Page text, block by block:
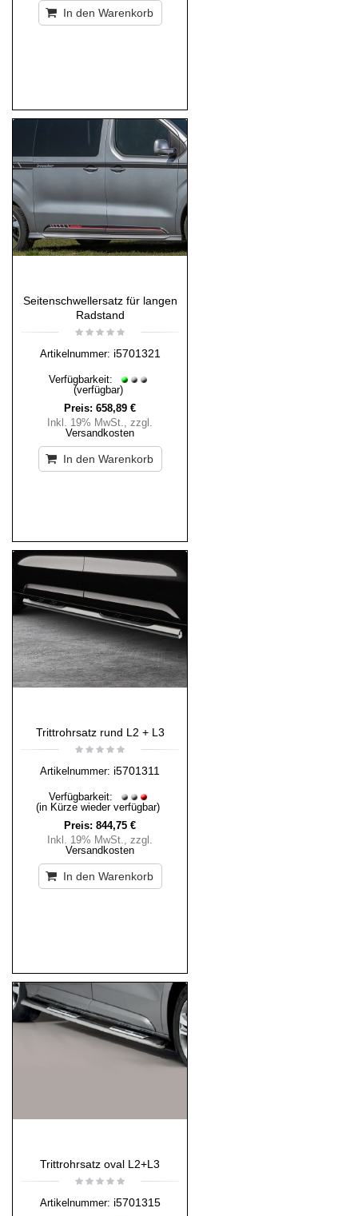
In den Warenkorb
Seitenschwellersatz für langen
Radstand
Artikelnummer: i5701321
Verfügbarkeit:
(verfügbar)
Preis: 658,89 €
Inkl. 19% MwSt., zzgl.
Versandkosten
In den Warenkorb
Trittrohrsatz rund L2 + L3
Artikelnummer: i5701311
Verfügbarkeit:
(in Kürze wieder verfügbar)
Preis: 844,75 €
Inkl. 19% MwSt., zzgl.
Versandkosten
In den Warenkorb
Trittrohrsatz oval L2+L3
Artikelnummer: i5701315